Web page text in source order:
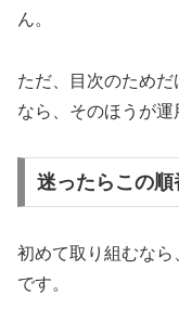
ん。
ただ、目次のため
なら、そのほうが運
迷ったらこの
初めて取り組むな
です。